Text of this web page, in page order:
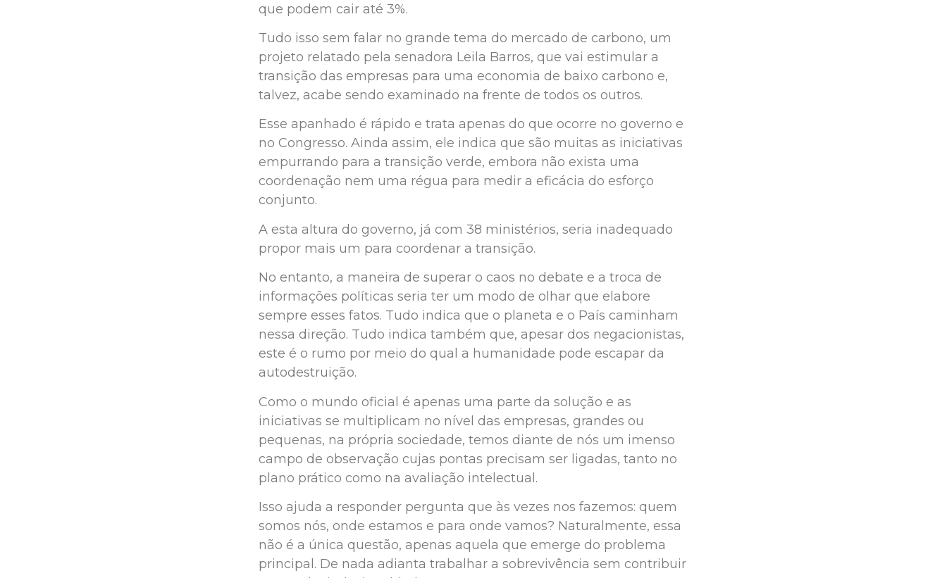
que podem cair até 3%.
Tudo isso sem falar no grande tema do mercado de carbono, um
projeto relatado pela senadora Leila Barros, que vai estimular a
transição das empresas para uma economia de baixo carbono e,
talvez, acabe sendo examinado na frente de todos os outros.
Esse apanhado é rápido e trata apenas do que ocorre no governo e
no Congresso. Ainda assim, ele indica que são muitas as iniciativas
empurrando para a transição verde, embora não exista uma
coordenação nem uma régua para medir a eficácia do esforço
conjunto.
A esta altura do governo, já com 38 ministérios, seria inadequado
propor mais um para coordenar a transição.
No entanto, a maneira de superar o caos no debate e a troca de
informações políticas seria ter um modo de olhar que elabore
sempre esses fatos. Tudo indica que o planeta e o País caminham
nessa direção. Tudo indica também que, apesar dos negacionistas,
este é o rumo por meio do qual a humanidade pode escapar da
autodestruição.
Como o mundo oficial é apenas uma parte da solução e as
iniciativas se multiplicam no nível das empresas, grandes ou
pequenas, na própria sociedade, temos diante de nós um imenso
campo de observação cujas pontas precisam ser ligadas, tanto no
plano prático como na avaliação intelectual.
Isso ajuda a responder pergunta que às vezes nos fazemos: quem
somos nós, onde estamos e para onde vamos? Naturalmente, essa
não é a única questão, apenas aquela que emerge do problema
principal. De nada adianta trabalhar a sobrevivência sem contribuir